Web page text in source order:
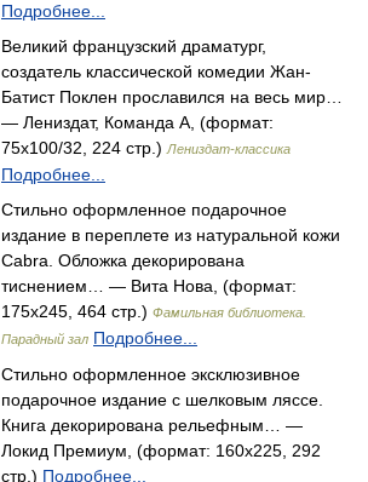
Подробнее...
Великий французский драматург,
создатель классической комедии Жан-
Батист Поклен прославился на весь мир…
— Лениздат, Команда А, (формат:
75x100/32, 224 стр.) Лениздат-классика
Подробнее...
Стильно оформленное подарочное
издание в переплете из натуральной кожи
Cabra. Обложка декорирована
тиснением… — Вита Нова, (формат:
175x245, 464 стр.) Фамильная библиотека.
Парадный зал Подробнее...
Стильно оформленное эксклюзивное
подарочное издание с шелковым ляссе.
Книга декорирована рельефным… —
Локид Премиум, (формат: 160x225, 292
стр.) Подробнее...